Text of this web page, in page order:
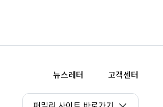
뉴스레터 고객센터